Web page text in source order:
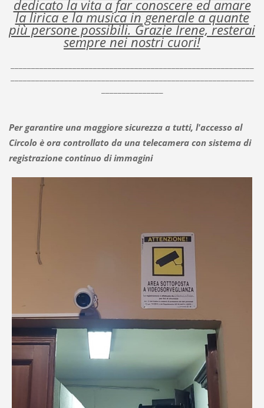
dedicato la vita a far conoscere ed amare
la lirica e la musica in generale a quante
più persone possibili. Grazie Irene, resterai
sempre nei nostri cuori!
Per garantire una maggiore sicurezza a tutti, l'accesso al
Circolo è ora controllato da una telecamera con sistema di
registrazione continuo di immagini